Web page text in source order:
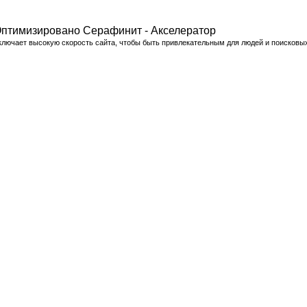
Серафинит - Акселератор
высокую скорость сайта, чтобы быть привлекательным для людей и